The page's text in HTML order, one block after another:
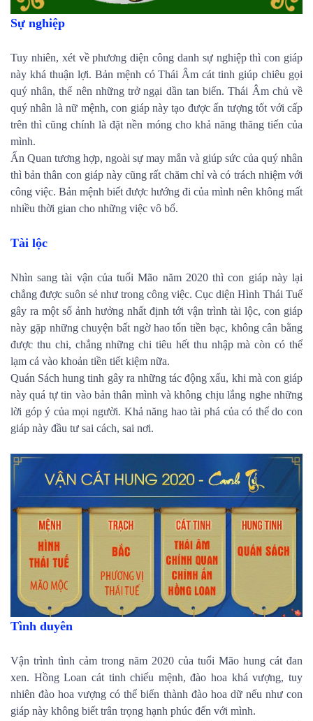
Sự nghiệp
Tuy nhiên, xét về phương diện công danh sự nghiệp thì con giáp
này khá thuận lợi. Bản mệnh có Thái Âm cát tinh giúp chiêu gọi
quý nhân, thế nên những trở ngại dần tan biến. Thái Âm chủ về
quý nhân là nữ mệnh, con giáp này tạo được ấn tượng tốt với cấp
trên thì cũng chính là đặt nền móng cho khả năng thăng tiến của
mình.
Ấn Quan tương hợp, ngoài sự may mắn và giúp sức của quý nhân
thì bản thân con giáp này cũng rất chăm chỉ và có trách nhiệm với
công việc. Bản mệnh biết được hướng đi của mình nên không mất
nhiều thời gian cho những việc vô bổ.
Tài lộc
Nhìn sang tài vận của tuổi Mão năm 2020 thì con giáp này lại
chẳng được suôn sẻ như trong công việc. Cục diện Hình Thái Tuế
gây ra một số ảnh hưởng nhất định tới vận trình tài lộc, con giáp
này gặp những chuyện bất ngờ hao tổn tiền bạc, không cân bằng
được thu chi, chẳng những chi tiêu hết thu nhập mà còn có thể
lạm cả vào khoản tiền tiết kiệm nữa.
Quán Sách hung tinh gây ra những tác động xấu, khi mà con giáp
này quá tự tin vào bản thân mình và không chịu lắng nghe những
lời góp ý của mọi người. Khả năng hao tài phá của có thể do con
giáp này đầu tư sai cách, sai nơi.
Tình duyên
Vận trình tình cảm trong năm 2020 của tuổi Mão hung cát đan
xen. Hồng Loan cát tinh chiếu mệnh, đào hoa khá vượng, tuy
nhiên đào hoa vượng có thể biến thành đào hoa dữ nếu như con
giáp này không biết trân trọng hạnh phúc đến với mình.